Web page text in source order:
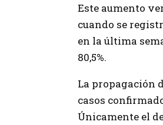
Este aumento
cuando se
en la última
80,5%.
La propagación
casos
Únicamente el